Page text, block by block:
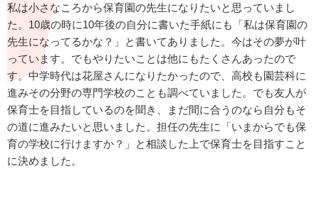
私は小さなころから保育園の先生になりたいと思っていまし
た。10歳の時に10年後の自分に書いた手紙にも「私は保育園の
先生になってるかな？」と書いてありました。今はその夢が叶
っています。でもやりたいことは他にもたくさんあったので
す。中学時代は花屋さんになりたかったので、高校も園芸科に
進みその分野の専門学校のことも調べていました。でも友人が
保育士を目指しているのを聞き、まだ間に合うのなら自分もそ
の道に進みたいと思いました。担任の先生に「いまからでも保
育の学校に行けますか？」と相談した上で保育士を目指すこと
に決めました。